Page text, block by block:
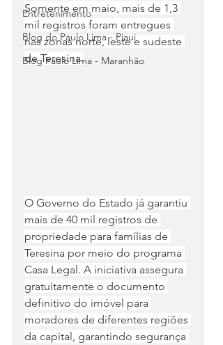
Entretenimento
Blog do Paulo Lima - Piaui
Blog Paulo Lima - Maranhão
Somente em maio, mais de 1,3
mil registros foram entregues
nas zonas norte, leste e sudeste
de Teresina.
O Governo do Estado já garantiu
mais de 40 mil registros de
propriedade para famílias de
Teresina por meio do programa
Casa Legal. A iniciativa assegura
gratuitamente o documento
definitivo do imóvel para
moradores de diferentes regiões
da capital, garantindo segurança